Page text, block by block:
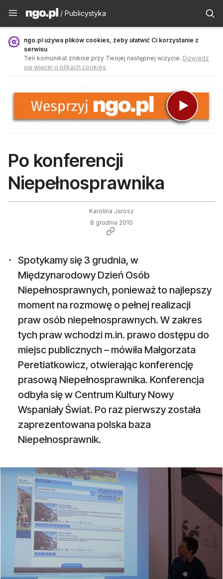
Publicystyka - ngo.pl
/ Publicystyka
ngo.pl używa plików cookies, żeby ułatwić Ci korzystanie z
serwisu
Ten komunikat zniknie przy Twojej następnej wizycie. Dowiedz
się więcej o plikach cookies
Po konferencji
Niepełnosprawnika
Karolina Jarosz
8 grudnia 2010
Spotykamy się 3 grudnia, w
Międzynarodowy Dzień Osób
Niepełnosprawnych, ponieważ to najlepszy
moment na rozmowę o pełnej realizacji
praw osób niepełnosprawnych. W zakres
tych praw wchodzi m.in. prawo dostępu do
miejsc publicznych – mówiła Małgorzata
Peretiatkowicz, otwierając konferencję
prasową Niepełnosprawnika. Konferencja
odbyła się w Centrum Kultury Nowy
Wspaniały Świat. Po raz pierwszy została
zaprezentowana polska baza
Niepełnosprawnik.